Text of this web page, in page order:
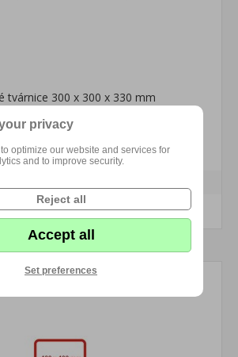
tvárnice 300 x 300 x 330 mm
224,57 Kč s DPH
KOUPIT
privacy
optimize our website and services for
and to improve security.
Reject all
Accept all
Set preferences